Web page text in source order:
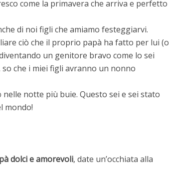
come la primavera che arriva e perfetto
di noi figli che amiamo festeggiarvi.
ciò che il proprio papà ha fatto per lui (o
un genitore bravo come lo sei
che i miei figli avranno un nonno
notte più buie. Questo sei e sei stato
mondo!
dolci e amorevoli, date un’occhiata alla